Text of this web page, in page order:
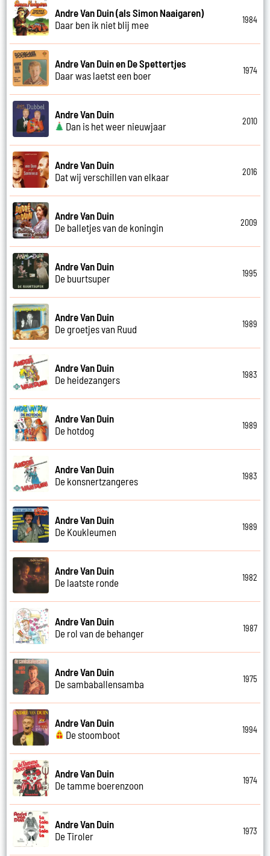
Andre Van Duin (als Simon Naaigaren)
Daar ben ik niet blij mee
1984
Andre Van Duin en De Spettertjes
Daar was laetst een boer
1974
Andre Van Duin
Dan is het weer nieuwjaar
2010
Andre Van Duin
Dat wij verschillen van elkaar
2016
Andre Van Duin
De balletjes van de koningin
2009
Andre Van Duin
De buurtsuper
1995
Andre Van Duin
De groetjes van Ruud
1989
Andre Van Duin
De heidezangers
1983
Andre Van Duin
De hotdog
1989
Andre Van Duin
De konsnertzangeres
1983
Andre Van Duin
De Koukleumen
1989
Andre Van Duin
De laatste ronde
1982
Andre Van Duin
De rol van de behanger
1987
Andre Van Duin
De sambaballensamba
1975
Andre Van Duin
De stoomboot
1994
Andre Van Duin
De tamme boerenzoon
1974
Andre Van Duin
De Tiroler
1973